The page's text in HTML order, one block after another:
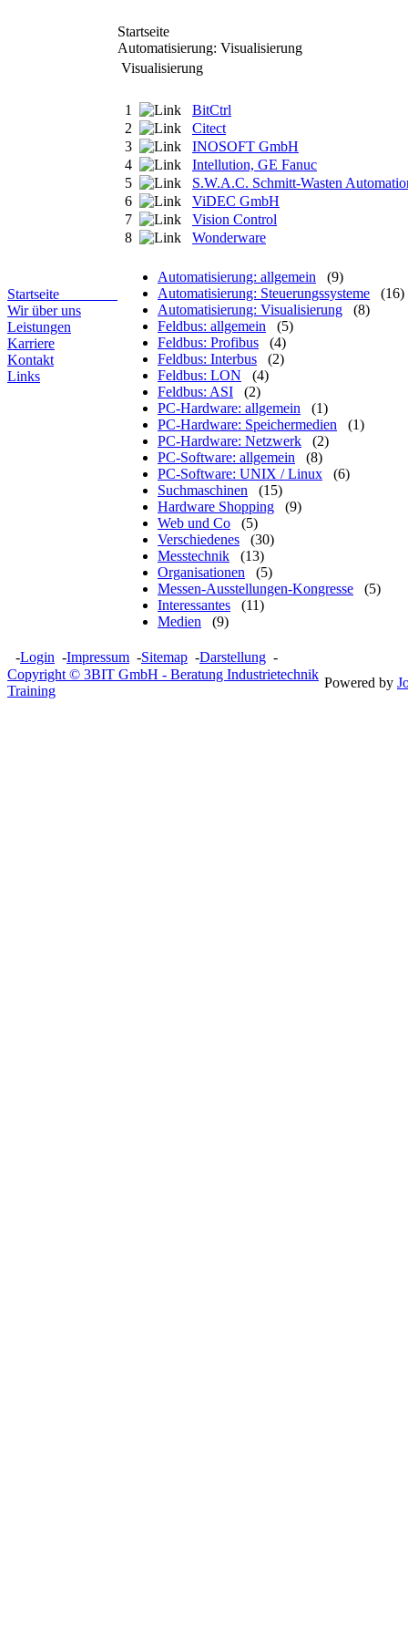
Startseite
Wir über uns
Leistungen
Karriere
Kontakt
Links
Startseite
Automatisierung: Visualisierung
Visualisierung
1
BitCtrl
2
Citect
3
INOSOFT GmbH
4
Intellution, GE Fanuc
5
S.W.A.C. Schmitt-Wasten
6
ViDEC GmbH
7
Vision Control
8
Wonderware
Automatisierung: allgemein
(9)
Automatisierung: Steuerungssysteme
(16)
Automatisierung: Visualisierung
(8)
Feldbus: allgemein
(5)
Feldbus: Profibus
(4)
Feldbus: Interbus
(2)
Feldbus: LON
(4)
Feldbus: ASI
(2)
PC-Hardware: allgemein
(1)
PC-Hardware: Speichermedien
(1)
PC-Hardware: Netzwerk
(2)
PC-Software: allgemein
(8)
PC-Software: UNIX / Linux
(6)
Suchmaschinen
(15)
Hardware Shopping
(9)
Web und Co
(5)
Verschiedenes
(30)
Messtechnik
(13)
Organisationen
(5)
Messen-Ausstellungen-Kongresse
(5)
Interessantes
(11)
Medien
(9)
-Login -Impressum -Sitemap -Darstellung -
Copyright © 3BIT GmbH - Beratung Industrietechnik
Training
Powered by